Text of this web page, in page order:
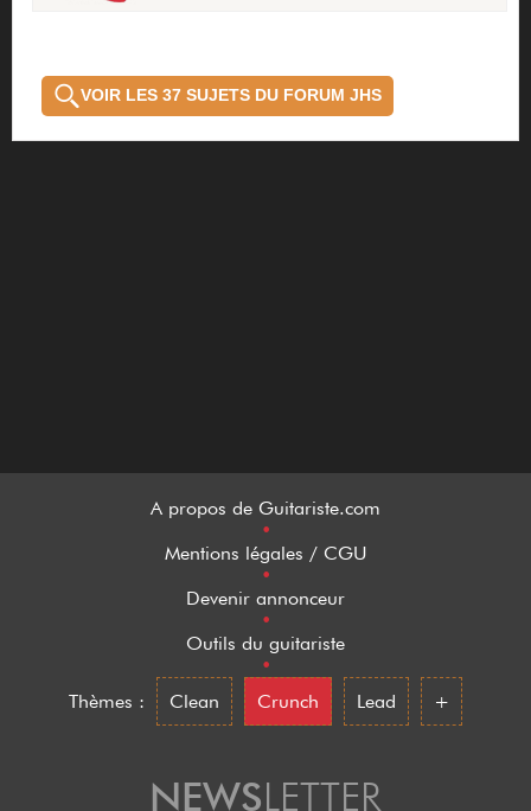
VOIR LES 37 SUJETS DU FORUM JHS
A propos de Guitariste.com
•
Mentions légales / CGU
•
Devenir annonceur
•
Outils du guitariste
•
Thèmes :
Clean Crunch Lead +
NEWSLETTER